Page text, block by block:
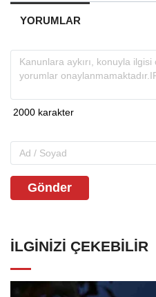
YORUMLAR
Gönder
İLGINIZI ÇEKEBILIR